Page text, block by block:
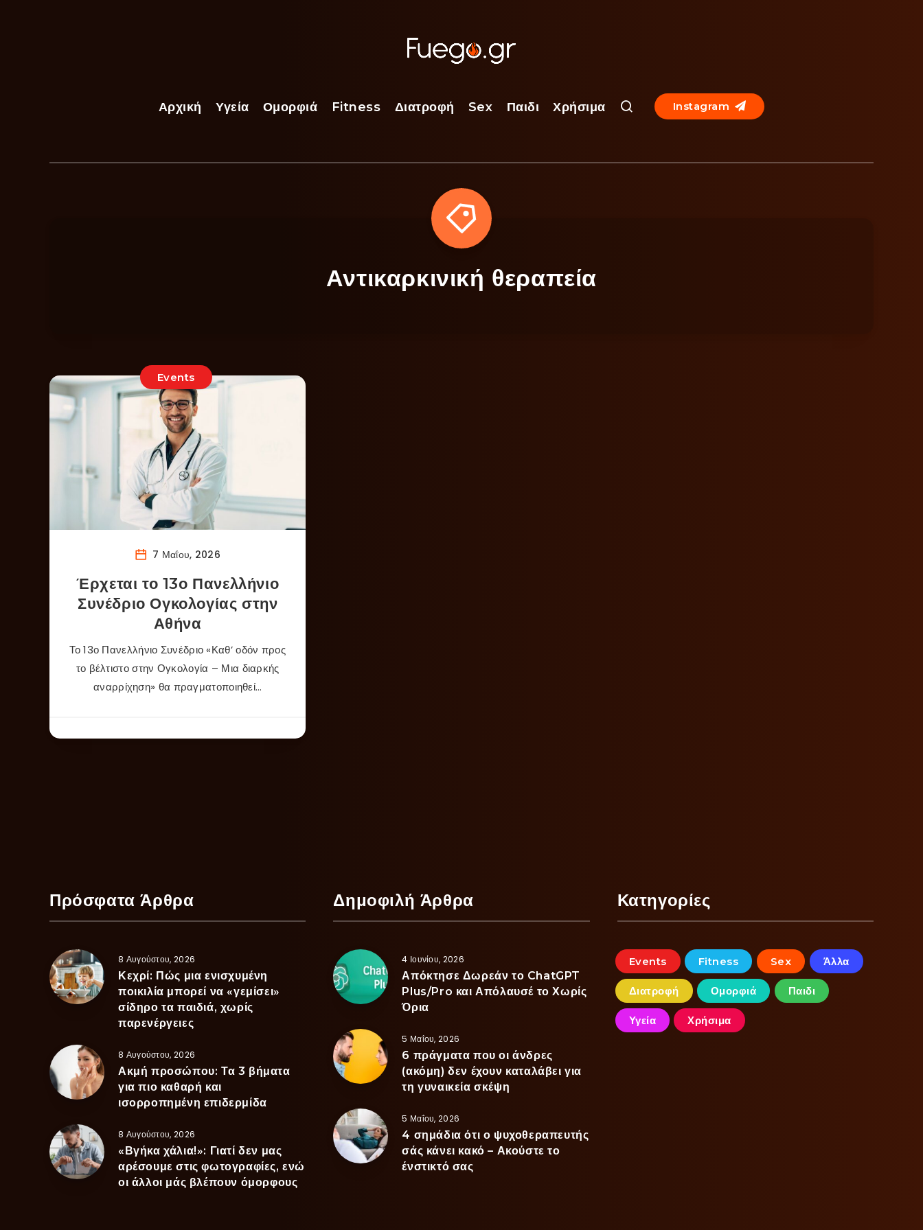
Αρχική Υγεία Ομορφιά Fitness Διατροφή Sex Παιδι Χρήσιμα Instagram
Αντικαρκινική θεραπεία
Events
7 Μαΐου, 2026
Έρχεται το 13ο Πανελλήνιο
Συνέδριο Ογκολογίας στην
Αθήνα
Το 13ο Πανελλήνιο Συνέδριο «Καθ’ οδόν προς
το βέλτιστο στην Ογκολογία – Μια διαρκής
αναρρίχηση» θα πραγματοποιηθεί…
Πρόσφατα Άρθρα
8 Αυγούστου, 2026
Κεχρί: Πώς μια ενισχυμένη
ποικιλία μπορεί να «γεμίσει»
σίδηρο τα παιδιά, χωρίς
παρενέργειες
8 Αυγούστου, 2026
Ακμή προσώπου: Τα 3 βήματα
για πιο καθαρή και
ισορροπημένη επιδερμίδα
8 Αυγούστου, 2026
«Βγήκα χάλια!»: Γιατί δεν μας
αρέσουμε στις φωτογραφίες, ενώ
οι άλλοι μάς βλέπουν όμορφους
Δημοφιλή Άρθρα
4 Ιουνίου, 2026
Απόκτησε Δωρεάν το ChatGPT
Plus/Pro και Απόλαυσέ το Χωρίς
Όρια
5 Μαΐου, 2026
6 πράγματα που οι άνδρες
(ακόμη) δεν έχουν καταλάβει για
τη γυναικεία σκέψη
5 Μαΐου, 2026
4 σημάδια ότι ο ψυχοθεραπευτής
σάς κάνει κακό – Ακούστε το
ένστικτό σας
Κατηγορίες
Events Fitness Sex Άλλα
Διατροφή Ομορφιά Παιδι
Υγεία Χρήσιμα